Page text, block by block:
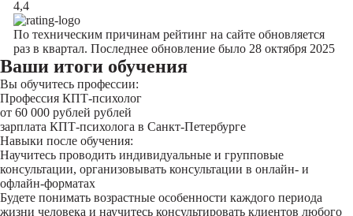
4,4
По техническим причинам рейтинг на сайте обновляется
раз в квартал. Последнее обновление было 28 октября 2025
Ваши итоги обучения
Вы обучитесь профессии:
Профессия КПТ-психолог
от 60 000 рублей рублей
зарплата КПТ-психолога в Санкт-Петербурге
Навыки после обучения:
Научитесь проводить индивидуальные и групповые
консультации, организовывать консультации в онлайн- и
офлайн-форматах
Будете понимать возрастные особенности каждого периода
жизни человека и научитесь консультировать клиентов любого